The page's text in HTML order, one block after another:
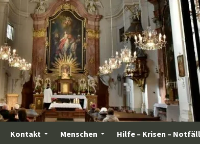
Kontakt Menschen Hilfe – Krisen –